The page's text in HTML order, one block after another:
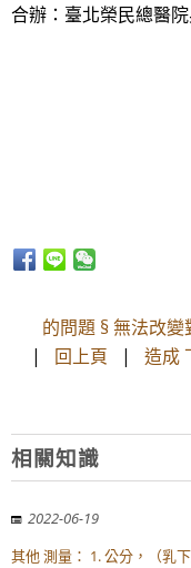
合辦：臺北榮民總醫
的問題 § 無法改
| 回上頁 | 造成
相關知識
2022-06-19
其他 測量： 1. 公分，（乳